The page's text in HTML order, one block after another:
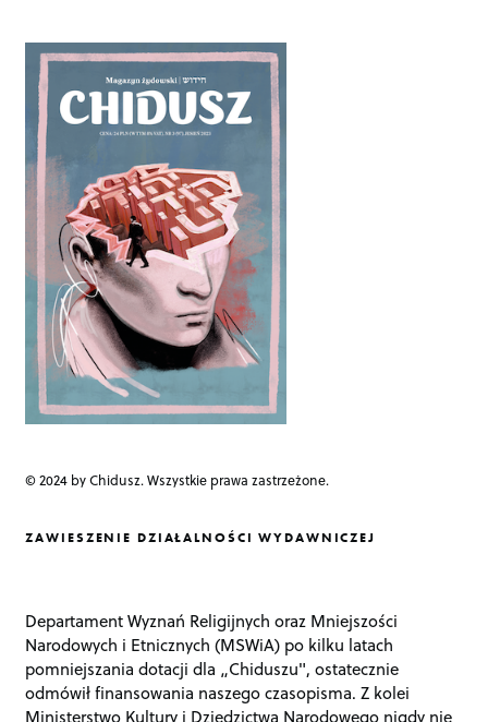
© 2024 by Chidusz. Wszystkie prawa zastrzeżone.
ZAWIESZENIE DZIAŁALNOŚCI WYDAWNICZEJ
Departament Wyznań Religijnych oraz Mniejszości
Narodowych i Etnicznych (MSWiA) po kilku latach
pomniejszania dotacji dla „Chiduszu", ostatecznie
odmówił finansowania naszego czasopisma. Z kolei
Ministerstwo Kultury i Dziedzictwa Narodowego nigdy nie